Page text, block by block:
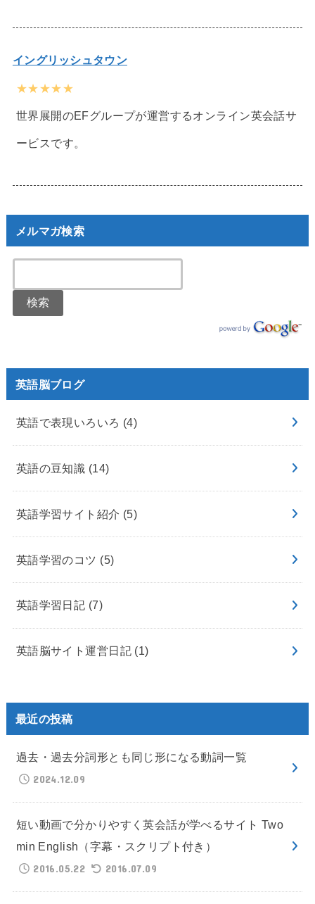
イングリッシュタウン
★★★★★
世界展開のEFグループが運営するオンライン英会話サ
ービスです。
メルマガ検索
英語脳ブログ
英語で表現いろいろ (4)
英語の豆知識 (14)
英語学習サイト紹介 (5)
英語学習のコツ (5)
英語学習日記 (7)
英語脳サイト運営日記 (1)
最近の投稿
過去・過去分詞形とも同じ形になる動詞一覧
2024.12.09
短い動画で分かりやすく英会話が学べるサイト Two
min English（字幕・スクリプト付き）
2016.05.22
2016.07.09